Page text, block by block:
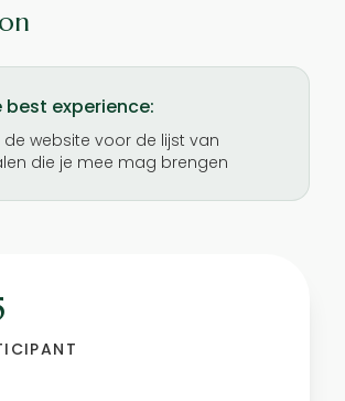
best experience:
de website voor de lijst van
die je mee mag brengen